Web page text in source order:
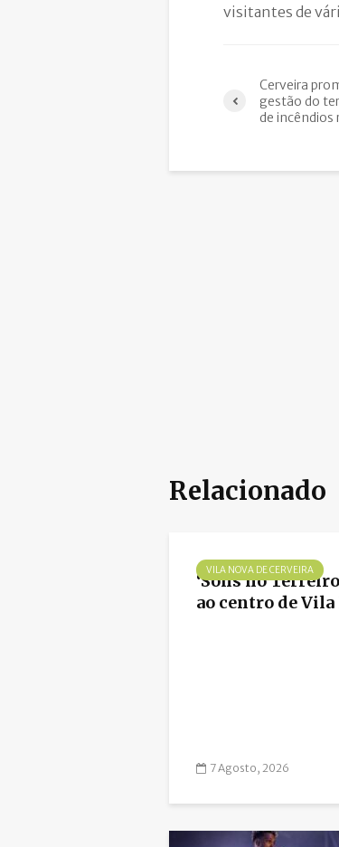
visitantes de
Cerveira
gestão do
de incêndios
Relacionado
VILA NOVA DE CERVEIRA
‘Sons no
ao centro de Vila
7 Agosto, 2026